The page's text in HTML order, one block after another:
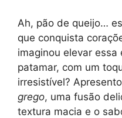
Ah, pão de queijo…
que conquista
imaginou elevar essa
patamar, com um
irresistível?
grego, uma fusão
textura macia e o